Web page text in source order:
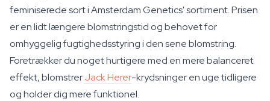
feminiserede sort i Amsterdam Genetics' sortiment. Prisen
er en lidt længere blomstringstid og behovet for
omhyggelig fugtighedsstyring i den sene blomstring.
Foretrækker du noget hurtigere med en mere balanceret
effekt, blomstrerJack Herer-krydsninger en uge tidligere
og holder dig mere funktionel.